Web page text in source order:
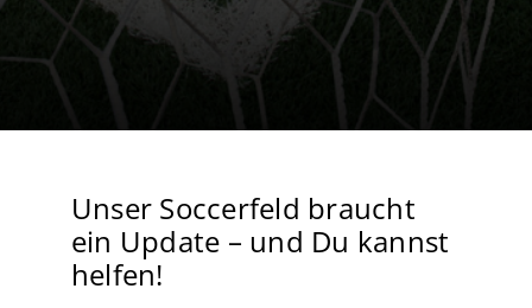
Unser Soccerfeld braucht
ein Update – und Du kannst
helfen!